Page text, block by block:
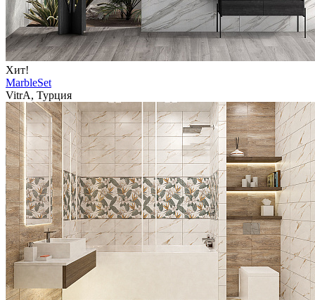
Хит!
MarbleSet
VitrA, Турция